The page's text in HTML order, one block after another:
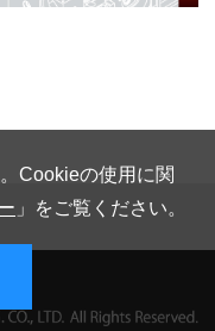
Cookieの使用に関
」をご覧ください。